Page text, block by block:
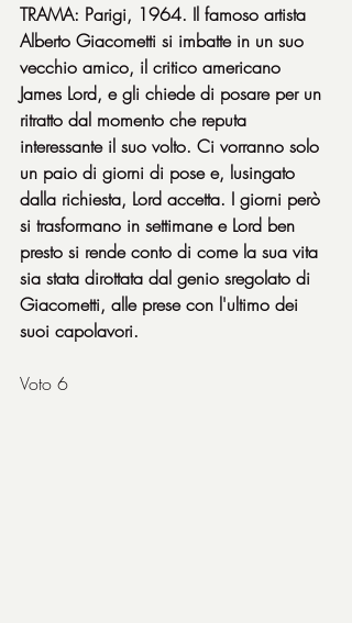
TRAMA: Parigi, 1964. Il famoso artista
Alberto Giacometti si imbatte in un suo
vecchio amico, il critico americano
James Lord, e gli chiede di posare per un
ritratto dal momento che reputa
interessante il suo volto. Ci vorranno solo
un paio di giorni di pose e, lusingato
dalla richiesta, Lord accetta. I giorni però
si trasformano in settimane e Lord ben
presto si rende conto di come la sua vita
sia stata dirottata dal genio sregolato di
Giacometti, alle prese con l'ultimo dei
suoi capolavori.
Voto 6